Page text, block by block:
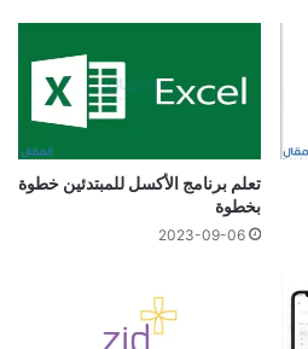
تعلم برنامج الأكسل للمبتدئين خطوة
بخطوة
2023-09-06